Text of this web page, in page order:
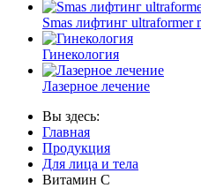
Smas лифтинг ultraformer
Гинекология
Лазерное лечение
Вы здесь:
Главная
Продукция
Для лица и тела
Витамин С